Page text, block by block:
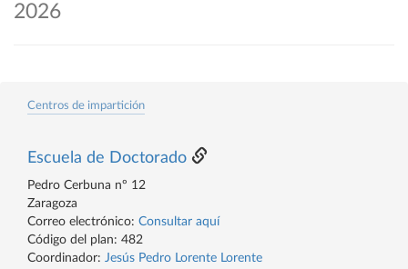
2026
Centros de impartición
Escuela de Doctorado
Pedro Cerbuna nº 12
Zaragoza
Correo electrónico: Consultar aquí
Código del plan: 482
Coordinador: Jesús Pedro Lorente Lorente